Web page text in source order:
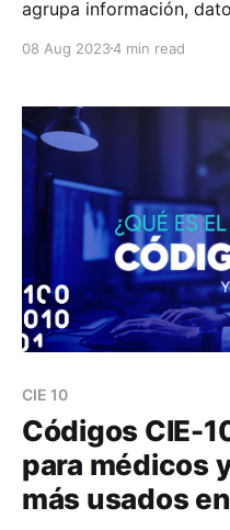
agrupa información,
supervisado y atendido
identificación del
laboratorios, notas
todos en
08 Aug 20234 min read
CIE 10
Códigos CIE-
para médicos
más usados